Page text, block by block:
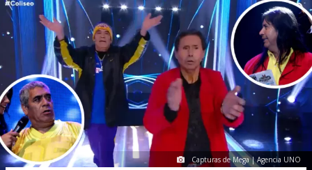
Capturas de Mega | Agencia UNO